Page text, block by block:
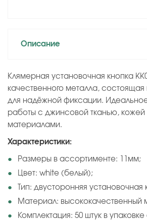
Описание
Клямерная установочная кнопка
качественного металла, состоящая
для надёжной фиксации.
работы с джинсовой тканью, кожей
материалами.
Характеристики:
Размеры в ассортименте: 11мм;
Цвет: white (белый);
Тип: двусторонняя установочная
Материал: высококачественный
Комплектация: 50 штук в